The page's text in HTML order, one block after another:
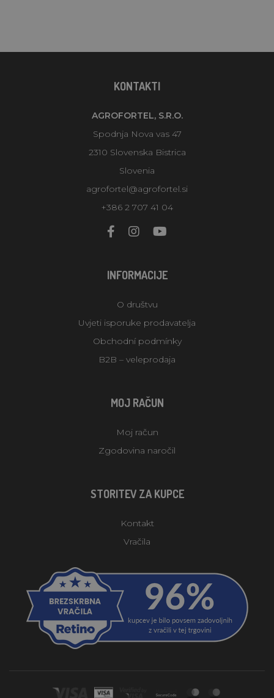
KONTAKTI
AGROFORTEL, S.R.O.
Spodnja Nova vas 47
2310 Slovenska Bistrica
Slovenia
agrofortel@agrofortel.si
+386 2 707 41 04
INFORMACIJE
O društvu
Uvjeti isporuke prodavatelja
Obchodní podmínky
B2B – veleprodaja
MOJ RAČUN
Moj račun
Zgodovina naročil
STORITEV ZA KUPCE
Kontakt
Vračila